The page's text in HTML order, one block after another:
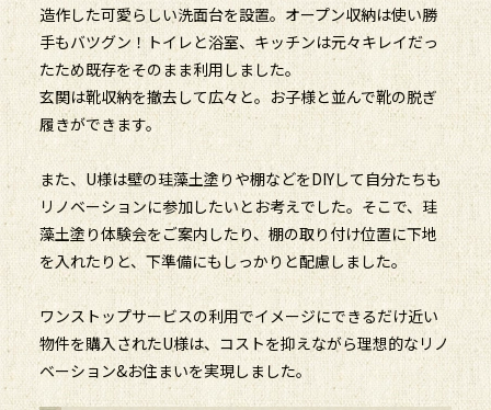
造作した可愛らしい洗面台を設置。オープン収納は使い勝
手もバツグン！トイレと浴室、キッチンは元々キレイだっ
たため既存をそのまま利用しました。
玄関は靴収納を撤去して広々と。お子様と並んで靴の脱ぎ
履きができます。
また、U様は壁の珪藻土塗りや棚などをDIYして自分たちも
リノベーションに参加したいとお考えでした。そこで、珪
藻土塗り体験会をご案内したり、棚の取り付け位置に下地
を入れたりと、下準備にもしっかりと配慮しました。
ワンストップサービスの利用でイメージにできるだけ近い
物件を購入されたU様は、コストを抑えながら理想的なリノ
ベーション&お住まいを実現しました。